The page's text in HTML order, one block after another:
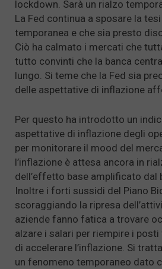
lockdown. Sarà un rialzo
La Fed continua a sposare la
temporanea e che sia presto
Ciò ha calmato i mercati che
tutto convinti che la banca
lungo. Si teme che la Fed sia
delle aspettative di inflazione
Per questo ha introdotto un
aspettative di inflazione degli
per monitorare il mood del
l’inflazione è attesa ancora in
dell’effetto base amplificato dal
Inoltre i forti sussidi del Piano
scoraggiando la ripresa
aziende fanno fatica a trovare
alzare i salari per riempire i
di accelerare l’inflazione. Si
un fenomeno temporaneo dato